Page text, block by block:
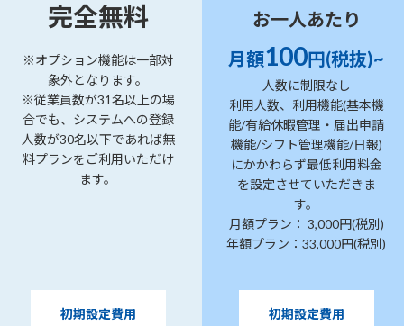
完全無料
※オプション機能は一部対
象外となります。
※従業員数が31名以上の場
合でも、システムへの登録
人数が30名以下であれば無
料プランをご利用いただけ
ます。
お一人あたり
月額100円(税抜)~
人数に制限なし
利用人数、利用機能(基本機
能/有給休暇管理・届出申請
機能/シフト管理機能/日報)
にかかわらず最低利用料金
を設定させていただきま
す。
月額プラン： 3,000円(税別)
年額プラン：33,000円(税別)
初期設定費用 初期設定費用